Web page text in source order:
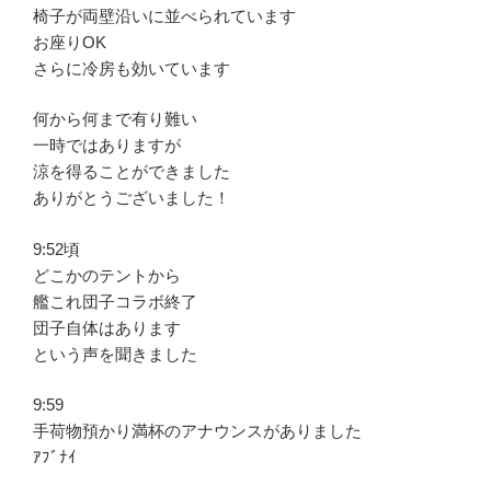
椅子が両壁沿いに並べられています
お座りOK
さらに冷房も効いています
何から何まで有り難い
一時ではありますが
涼を得ることができました
ありがとうございました！
9:52頃
どこかのテントから
艦これ団子コラボ終了
団子自体はあります
という声を聞きました
9:59
手荷物預かり満杯のアナウンスがありました
ｱﾌﾞﾅｲ